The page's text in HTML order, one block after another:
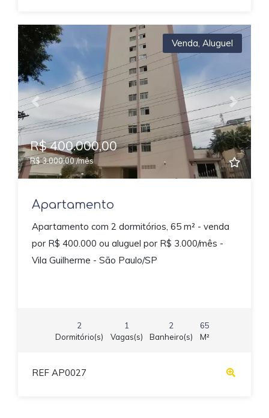
Previous Next
Venda, Aluguel
R$ 400.000,00
R$ 3.000,00 /mês
Apartamento
Apartamento com 2 dormitórios, 65 m² - venda
por R$ 400.000 ou aluguel por R$ 3.000/mês -
Vila Guilherme - São Paulo/SP
2
Dormitório(s)
1
Vagas(s)
2
Banheiro(s)
65
M²
REF AP0027